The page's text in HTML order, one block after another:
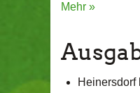
Mehr »
Heinersdorf